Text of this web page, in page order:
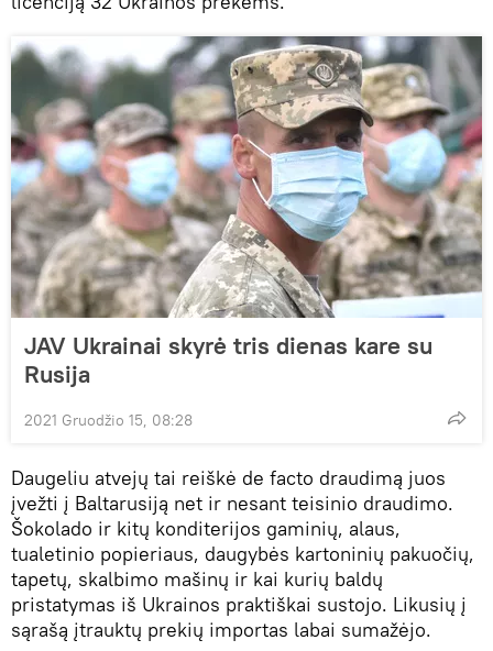
JAV Ukrainai skyrė tris dienas kare su
Rusija
2021 Gruodžio 15, 08:28
Daugeliu atvejų tai reiškė de facto draudimą juos
įvežti į Baltarusiją net ir nesant teisinio draudimo.
Šokolado ir kitų konditerijos gaminių, alaus,
tualetinio popieriaus, daugybės kartoninių pakuočių,
tapetų, skalbimo mašinų ir kai kurių baldų
pristatymas iš Ukrainos praktiškai sustojo. Likusių į
sąrašą įtrauktų prekių importas labai sumažėjo.